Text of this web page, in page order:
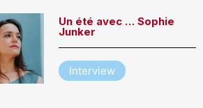
Un été avec … Sophie
Junker
Interview